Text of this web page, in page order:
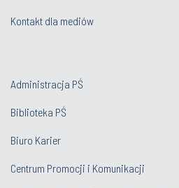
Kontakt dla mediów
Administracja PŚ
Biblioteka PŚ
Biuro Karier
Centrum Promocji i Komunikacji